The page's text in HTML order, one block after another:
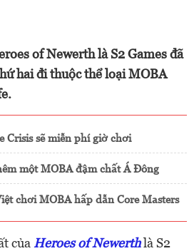
of Newerth là S2 Games đã
hai đi thuộc thể loại MOBA
Crisis sẽ miễn phí giờ chơi
một MOBA đậm chất Á Đông
chơi MOBA hấp dẫn Core Masters
của Heroes of Newerthlà S2